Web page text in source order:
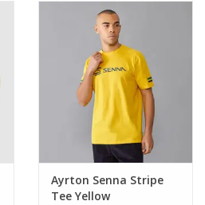
Ayrton Senna Stripe
Tee Yellow